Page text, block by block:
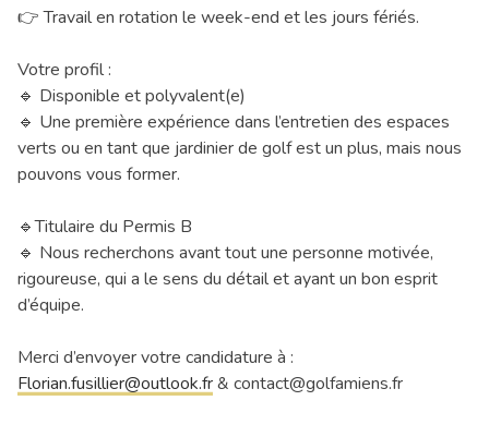
👉 Travail en rotation le week-end et les jours fériés.
Votre profil :
🔹 Disponible et polyvalent(e)
🔹 Une première expérience dans l’entretien des espaces
verts ou en tant que jardinier de golf est un plus, mais nous
pouvons vous former.
🔹Titulaire du Permis B
🔹 Nous recherchons avant tout une personne motivée,
rigoureuse, qui a le sens du détail et ayant un bon esprit
d’équipe.
Merci d’envoyer votre candidature à :
Florian.fusillier@outlook.fr& contact@golfamiens.fr